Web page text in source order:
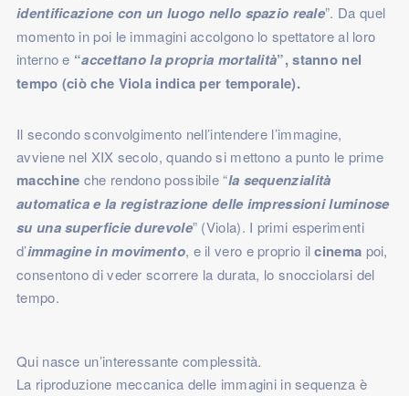
identificazione con un luogo nello spazio reale”. Da quel
momento in poi le immagini accolgono lo spettatore al loro
interno e “accettano la propria mortalità”, stanno nel
tempo (ciò che Viola indica per temporale).
Il secondo sconvolgimento nell’intendere l’immagine,
avviene nel XIX secolo, quando si mettono a punto le prime
macchine che rendono possibile “la sequenzialità
automatica e la registrazione delle impressioni luminose
su una superficie durevole” (Viola). I primi esperimenti
d’immagine in movimento, e il vero e proprio ilcinema poi,
consentono di veder scorrere la durata, lo snocciolarsi del
tempo.
Qui nasce un’interessante complessità.
La riproduzione meccanica delle immagini in sequenza è